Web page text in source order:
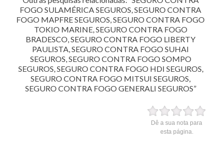
FOGO SULAMÉRICA SEGUROS, SEGURO CONTRA
FOGO MAPFRE SEGUROS, SEGURO CONTRA FOGO
TOKIO MARINE, SEGURO CONTRA FOGO
BRADESCO, SEGURO CONTRA FOGO LIBERTY
PAULISTA, SEGURO CONTRA FOGO SUHAI
SEGUROS, SEGURO CONTRA FOGO SOMPO
SEGUROS, SEGURO CONTRA FOGO HDI SEGUROS,
SEGURO CONTRA FOGO MITSUI SEGUROS,
SEGURO CONTRA FOGO GENERALI SEGUROS”
Dê a sua nota para
esta página.